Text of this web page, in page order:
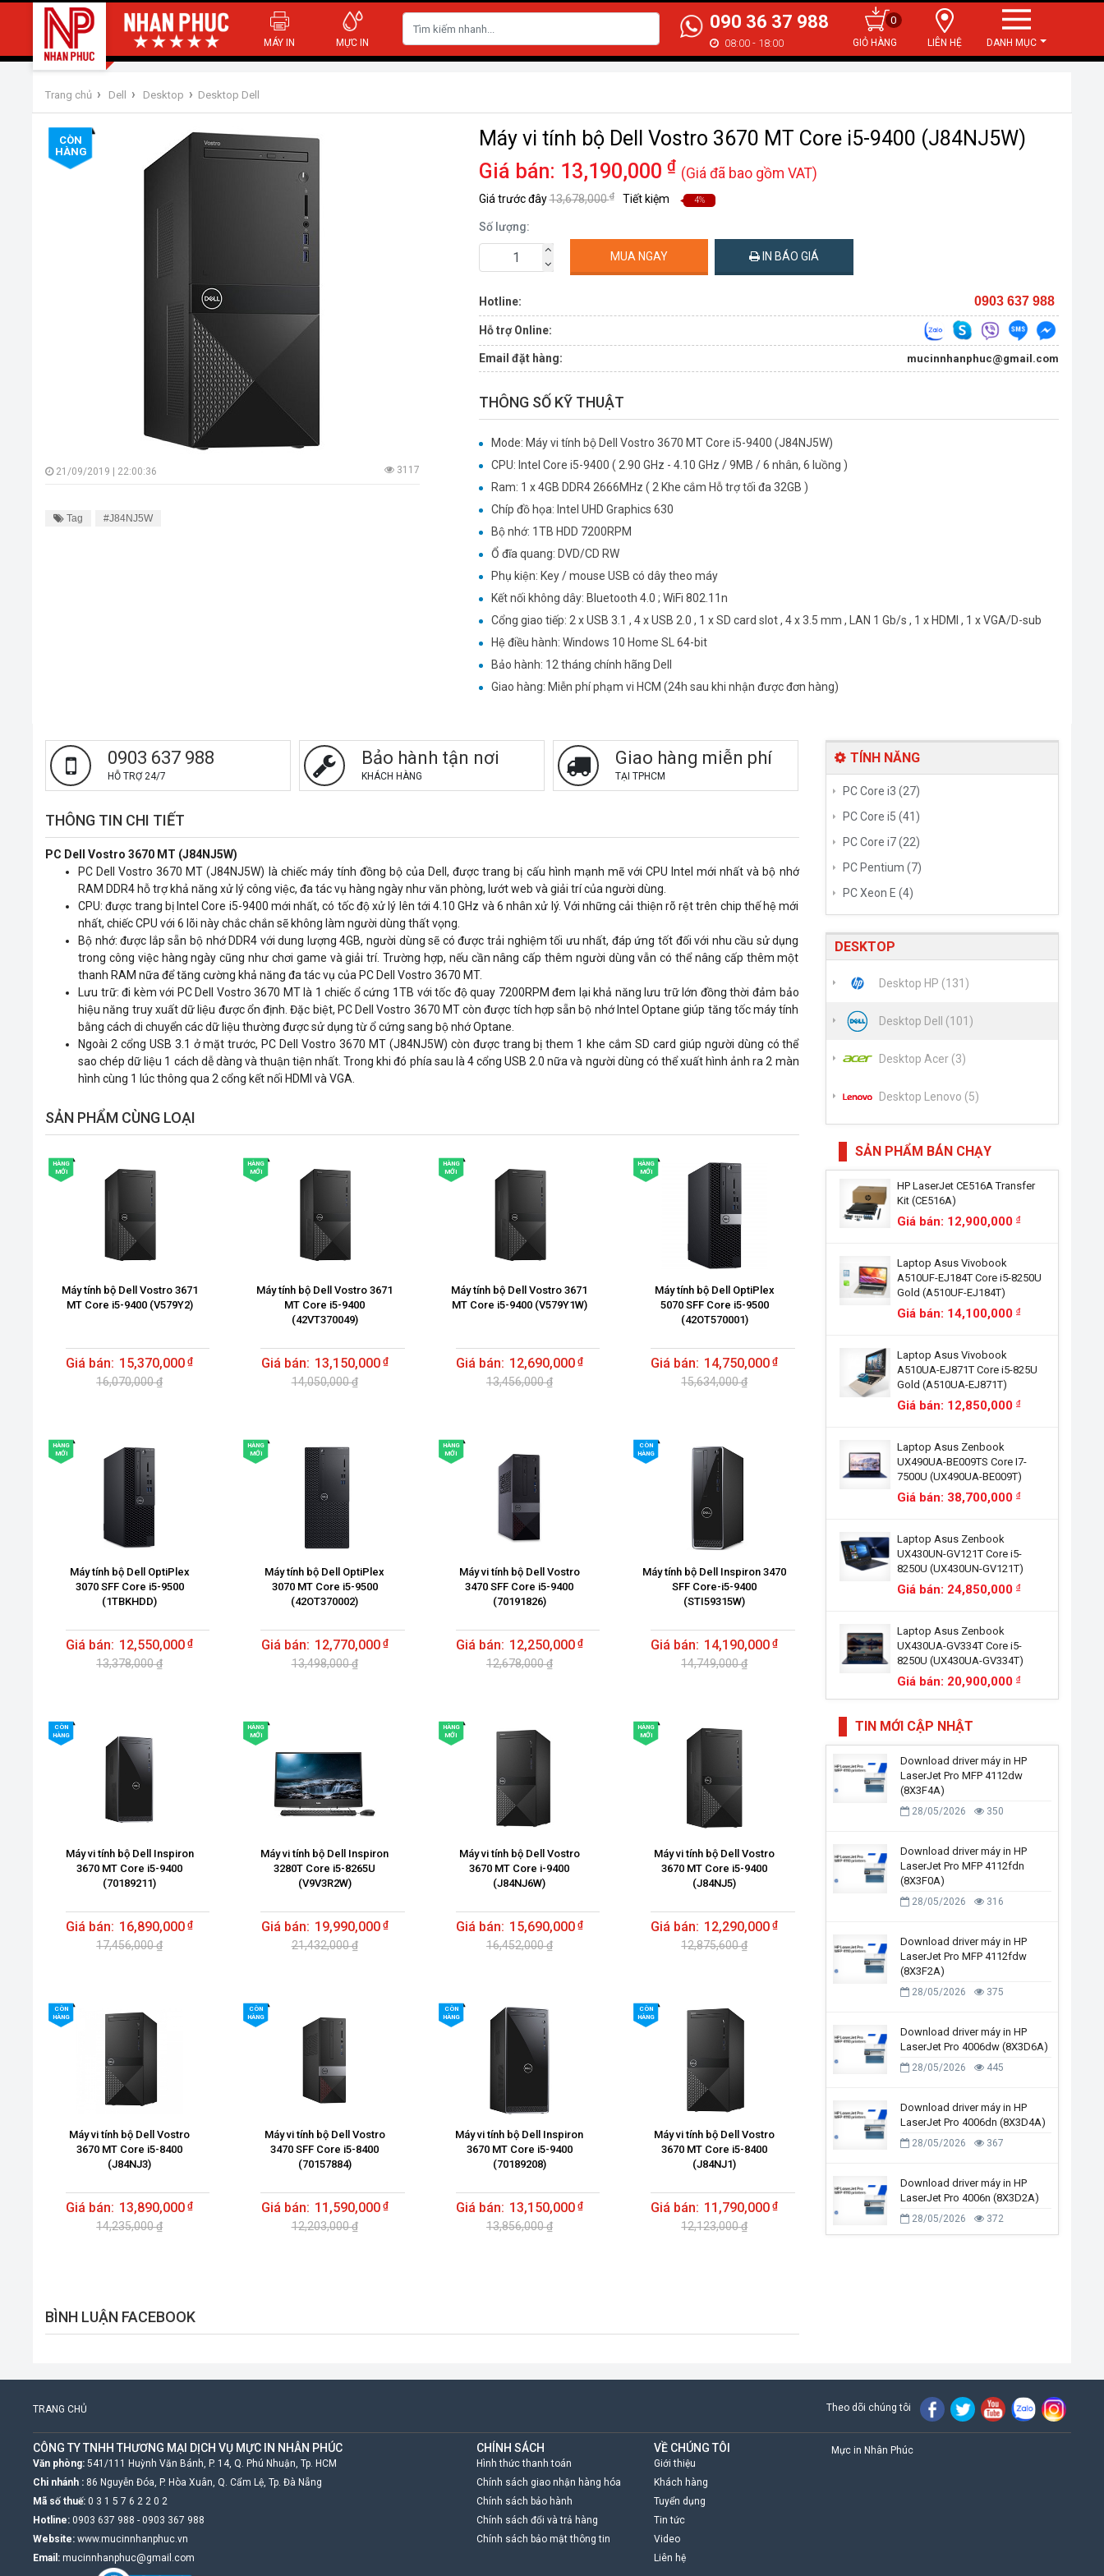
MÁY IN MỰC IN LIÊN HỆ DANH MỤC
0
090 36 37 988
08:00 - 18:00
Trang chủ › Dell › Desktop › Desktop Dell
CÒN
HÀNG
21/09/2019 | 22:00:36 3117
Tag #J84NJ5W
Máy vi tính bộ Dell Vostro 3670 MT Core i5-9400 (J84NJ5W)
Giá bán: 13,190,000 ₫ (Giá đã bao gồm VAT)
Giá trước đây13,678,000₫ Tiết kiệm 4%
Số lượng:
MUA NGAY IN BÁO GIÁ
Hotline: 0903 637 988
Hỗ trợ Online:
Email đặt hàng: mucinnhanphuc@gmail.com
THÔNG SỐ KỸ THUẬT
Mode: Máy vi tính bộ Dell Vostro 3670 MT Core i5-9400 (J84NJ5W)
CPU: Intel Core i5-9400 ( 2.90 GHz - 4.10 GHz / 9MB / 6 nhân, 6 luồng )
Ram: 1 x 4GB DDR4 2666MHz ( 2 Khe cắm Hỗ trợ tối đa 32GB )
Chíp đồ họa: Intel UHD Graphics 630
Bộ nhớ: 1TB HDD 7200RPM
Ổ đĩa quang: DVD/CD RW
Phụ kiện: Key / mouse USB có dây theo máy
Kết nối không dây: Bluetooth 4.0 ; WiFi 802.11n
Cổng giao tiếp: 2 x USB 3.1 , 4 x USB 2.0 , 1 x SD card slot , 4 x 3.5 mm , LAN 1 Gb/s , 1 x HDMI , 1 x VGA/D-sub
Hệ điều hành: Windows 10 Home SL 64-bit
Bảo hành: 12 tháng chính hãng Dell
Giao hàng: Miễn phí phạm vi HCM (24h sau khi nhận được đơn hàng)
0903 637 988
HỖ TRỢ 24/7
Bảo hành tận nơi
KHÁCH HÀNG
Giao hàng miễn phí
TẠI TPHCM
THÔNG TIN CHI TIẾT
PC Dell Vostro 3670 MT (J84NJ5W)
PC Dell Vostro 3670 MT (J84NJ5W) là chiếc máy tính đồng bộ của Dell, được trang bị cấu hình mạnh mẽ với CPU Intel mới nhất và bộ nhớ
RAM DDR4 hỗ trợ khả năng xử lý công việc, đa tác vụ hàng ngày như văn phòng, lướt web và giải trí của người dùng.
CPU: được trang bị Intel Core i5-9400 mới nhất, có tốc độ xử lý lên tới 4.10 GHz và 6 nhân xử lý. Với những cải thiện rõ rệt trên chip thế hệ mới
nhất, chiếc CPU với 6 lõi này chắc chắn sẽ không làm người dùng thất vọng.
Bộ nhớ: được lắp sẵn bộ nhớ DDR4 với dung lượng 4GB, người dùng sẽ có được trải nghiệm tối ưu nhất, đáp ứng tốt đối với nhu cầu sử dụng
trong công việc hàng ngày cũng như chơi game và giải trí. Trường hợp, nếu cần nâng cấp thêm người dùng vẫn có thể nâng cấp thêm một
thanh RAM nữa để tăng cường khả năng đa tác vụ của PC Dell Vostro 3670 MT.
Lưu trữ: đi kèm với PC Dell Vostro 3670 MT là 1 chiếc ổ cứng 1TB với tốc độ quay 7200RPM đem lại khả năng lưu trữ lớn đồng thời đảm bảo
hiệu năng truy xuất dữ liệu được ổn định. Đặc biệt, PC Dell Vostro 3670 MT còn được tích hợp sẵn bộ nhớ Intel Optane giúp tăng tốc máy tính
bằng cách di chuyển các dữ liệu thường được sử dụng từ ổ cứng sang bộ nhớ Optane.
Ngoài 2 cổng USB 3.1 ở mặt trước, PC Dell Vostro 3670 MT (J84NJ5W) còn được trang bị them 1 khe cắm SD card giúp người dùng có thể
sao chép dữ liệu 1 cách dễ dàng và thuận tiện nhất. Trong khi đó phía sau là 4 cổng USB 2.0 nữa và người dùng có thể xuất hình ảnh ra 2 màn
hình cùng 1 lúc thông qua 2 cổng kết nối HDMI và VGA.
SẢN PHẨM CÙNG LOẠI
HÀNG
MỚI
Máy tính bộ Dell Vostro 3671
MT Core i5-9400 (V579Y2)
15,370,000
16,070,000 ₫
HÀNG
MỚI
Máy tính bộ Dell Vostro 3671
MT Core i5-9400
(42VT370049)
13,150,000
14,050,000 ₫
HÀNG
MỚI
Máy tính bộ Dell Vostro 3671
MT Core i5-9400 (V579Y1W)
12,690,000
13,456,000 ₫
HÀNG
MỚI
Máy tính bộ Dell OptiPlex
5070 SFF Core i5-9500
(42OT570001)
14,750,000
15,634,000 ₫
HÀNG
MỚI
Máy tính bộ Dell OptiPlex
3070 SFF Core i5-9500
(1TBKHDD)
12,550,000
13,378,000 ₫
HÀNG
MỚI
Máy tính bộ Dell OptiPlex
3070 MT Core i5-9500
(42OT370002)
12,770,000
13,498,000 ₫
HÀNG
MỚI
Máy vi tính bộ Dell Vostro
3470 SFF Core i5-9400
(70191826)
12,250,000
12,678,000 ₫
CÒN
HÀNG
Máy tính bộ Dell Inspiron 3470
SFF Core-i5-9400
(STI59315W)
14,190,000
14,749,000 ₫
CÒN
HÀNG
Máy vi tính bộ Dell Inspiron
3670 MT Core i5-9400
(70189211)
16,890,000
17,456,000 ₫
HÀNG
MỚI
Máy vi tính bộ Dell Inspiron
3280T Core i5-8265U
(V9V3R2W)
19,990,000
21,432,000 ₫
HÀNG
MỚI
Máy vi tính bộ Dell Vostro
3670 MT Core i-9400
(J84NJ6W)
15,690,000
16,452,000 ₫
HÀNG
MỚI
Máy vi tính bộ Dell Vostro
3670 MT Core i5-9400
(J84NJ5)
12,290,000
12,875,600 ₫
CÒN
HÀNG
Máy vi tính bộ Dell Vostro
3670 MT Core i5-8400
(J84NJ3)
13,890,000
14,235,000 ₫
CÒN
HÀNG
Máy vi tính bộ Dell Vostro
3470 SFF Core i5-8400
(70157884)
11,590,000
12,203,000 ₫
CÒN
HÀNG
Máy vi tính bộ Dell Inspiron
3670 MT Core i5-9400
(70189208)
13,150,000
13,856,000 ₫
CÒN
HÀNG
Máy vi tính bộ Dell Vostro
3670 MT Core i5-8400
(J84NJ1)
11,790,000
12,123,000 ₫
BÌNH LUẬN FACEBOOK
TÍNH NĂNG
PC Core i3 (27)
PC Core i5 (41)
PC Core i7 (22)
PC Pentium (7)
PC Xeon E (4)
DESKTOP
Desktop HP (131)
Desktop Dell (101)
Desktop Acer (3)
Desktop Lenovo (5)
SẢN PHẨM BÁN CHẠY
HP LaserJet CE516A Transfer
Kit (CE516A)
Giá bán: 12,900,000đ
Laptop Asus Vivobook
A510UF-EJ184T Core i5-8250U
Gold (A510UF-EJ184T)
Giá bán: 14,100,000đ
Laptop Asus Vivobook
A510UA-EJ871T Core i5-825U
Gold (A510UA-EJ871T)
Giá bán: 12,850,000đ
Laptop Asus Zenbook
UX490UA-BE009TS Core I7-
7500U (UX490UA-BE009T)
Giá bán: 38,700,000đ
Laptop Asus Zenbook
UX430UN-GV121T Core i5-
8250U (UX430UN-GV121T)
Giá bán: 24,850,000đ
Laptop Asus Zenbook
UX430UA-GV334T Core i5-
8250U (UX430UA-GV334T)
Giá bán: 20,900,000đ
TIN MỚI CẬP NHẬT
Download driver máy in HP
LaserJet Pro MFP 4112dw
(8X3F4A)
28/05/2026 350
Download driver máy in HP
LaserJet Pro MFP 4112fdn
(8X3F0A)
28/05/2026 316
Download driver máy in HP
LaserJet Pro MFP 4112fdw
(8X3F2A)
28/05/2026 375
Download driver máy in HP
LaserJet Pro 4006dw (8X3D6A)
28/05/2026 445
Download driver máy in HP
LaserJet Pro 4006dn (8X3D4A)
28/05/2026 367
Download driver máy in HP
LaserJet Pro 4006n (8X3D2A)
28/05/2026 372
TRANG CHỦ Theo dõi chúng tôi
CÔNG TY TNHH THƯƠNG MẠI DỊCH VỤ MỰC IN NHÂN PHÚC
Văn phòng: 541/111 Huỳnh Văn Bánh, P. 14, Q. Phú Nhuận, Tp. HCM
Chi nhánh : 86 Nguyễn Đóa, P. Hòa Xuân, Q. Cẩm Lệ, Tp. Đà Nẵng
Mã số thuế: 0 3 1 5 7 6 2 2 0 2
Hotline: 0903 637 988 - 0903 367 988
Website: www.mucinnhanphuc.vn
Email: mucinnhanphuc@gmail.com
CHÍNH SÁCH
Hình thức thanh toán
Chính sách giao nhận hàng hóa
Chính sách bảo hành
Chính sách đổi và trả hàng
Chính sách bảo mật thông tin
VỀ CHÚNG TÔI
Giới thiệu
Khách hàng
Tuyển dụng
Tin tức
Video
Liên hệ
Mực in Nhân Phúc